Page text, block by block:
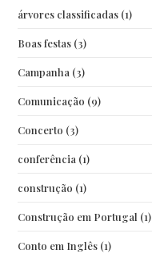
árvores classificadas (1)
Boas festas (3)
Campanha (3)
Comunicação (9)
Concerto (3)
conferência (1)
construção (1)
Construção em Portugal (1)
Conto em Inglês (1)